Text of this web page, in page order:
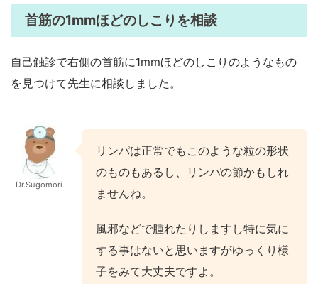
首筋の1mmほどのしこりを相談
自己触診で右側の首筋に1mmほどのしこりのようなもの
を見つけて先生に相談しました。
Dr.Sugomori
リンパは正常でもこのような粒の形状
のものもあるし、リンパの節かもしれ
ませんね。
風邪などで腫れたりしますし特に気に
する事はないと思いますがゆっくり様
子をみて大丈夫ですよ。